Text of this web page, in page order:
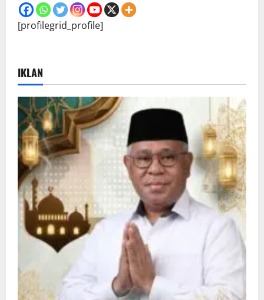
[profilegrid_profile]
IKLAN